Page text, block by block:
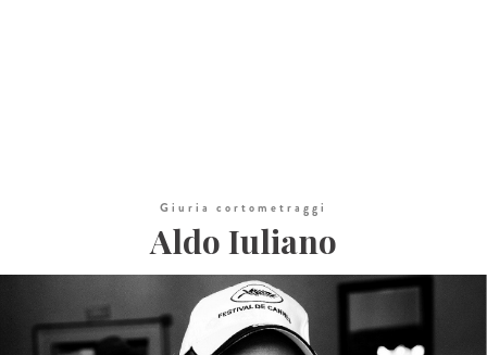
Giuria cortometraggi
Aldo Iuliano